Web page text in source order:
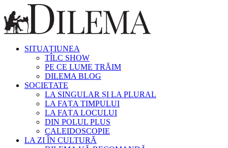
SITUAȚIUNEA
TÎLC SHOW
PE CE LUME TRĂIM
DILEMA BLOG
SOCIETATE
LA SINGULAR ȘI LA PLURAL
LA FAȚA TIMPULUI
LA FAȚA LOCULUI
DIN POLUL PLUS
CALEIDOSCOPIE
LA ZI ÎN CULTURĂ